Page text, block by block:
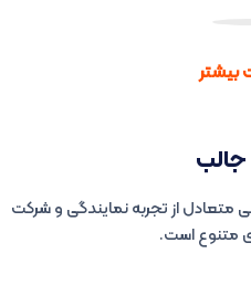
بیشتر
متعادل از تجربه نمایندگی و شرکت
متنوع است.